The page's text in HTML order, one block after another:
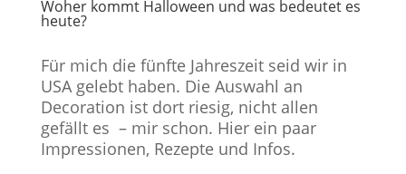
Woher kommt Halloween und was bedeutet es
heute?
Für mich die fünfte Jahreszeit seid wir in
USA gelebt haben. Die Auswahl an
Decoration ist dort riesig, nicht allen
gefällt es – mir schon. Hier ein paar
Impressionen, Rezepte und Infos.